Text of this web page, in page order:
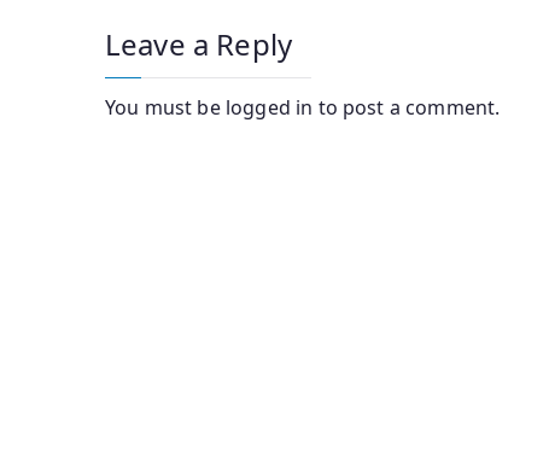
Leave a Reply
You must be logged in to post a comment.